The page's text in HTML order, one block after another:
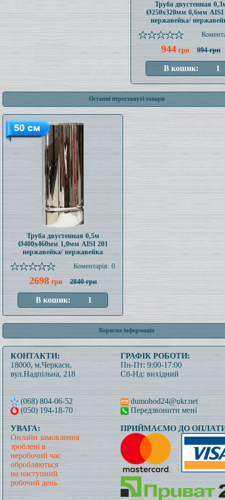
Труба двустенная
Ø250x320мм 0,6мм AISI
нержавейка/
944 грн 994 грн
Останні переглянуті товари
Труба двустенная 0,5м
Ø400x460мм 1,0мм AISI 201
нержавейка/ нержавейка
Коментарів: 0
2698грн 2840 грн
Корисна інформація
КОНТАКТИ:
18000, м.Черкаси,
вул.Надпільна, 218
(068) 804-06-52
(050) 194-18-70
ГРАФІК РОБОТИ:
Пн-Пт: 9:00-17:00
Сб-Нд: вихідний
dumohod24@ukr.net
Передзвонити мені
УВАГА:
Онлайн замовлення
зроблені в
неробочий час
обробляються
на наступний
робочий день
ПРИЙМАЄМО ДО